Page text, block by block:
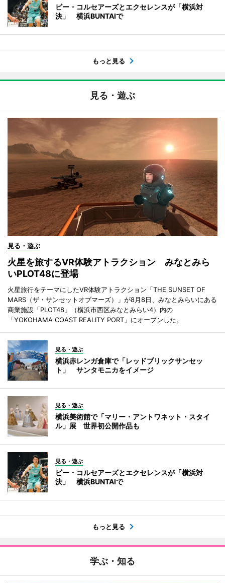
ビー・コルセアーズとエクセレンスが「横浜対
決」 横浜BUNTAIで
もっと見る
見る・遊ぶ
見る・遊ぶ
火星を旅するVR体験アトラクション みなとみら
いPLOT48に登場
火星旅行をテーマにしたVR体験アトラクション「THE SUNSET OF
MARS（ザ・サンセットオブマーズ）」が8月8日、みなとみらいにある
商業施設「PLOT48」（横浜市西区みなとみらい4）内の
「YOKOHAMA COAST REALITY PORT」にオープンした。
見る・遊ぶ
横浜赤レンガ倉庫で「レッドブリックサンセッ
ト」 サンタモニカをイメージ
見る・遊ぶ
横浜美術館で「マリー・アントワネット・スタイ
ル」展 世界初公開作品も
見る・遊ぶ
ビー・コルセアーズとエクセレンスが「横浜対
決」 横浜BUNTAIで
もっと見る
学ぶ・知る